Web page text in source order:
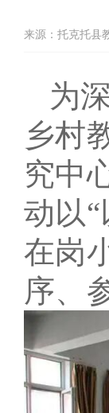
来源：托克托
为
乡村
究中
动以
在岗
序、